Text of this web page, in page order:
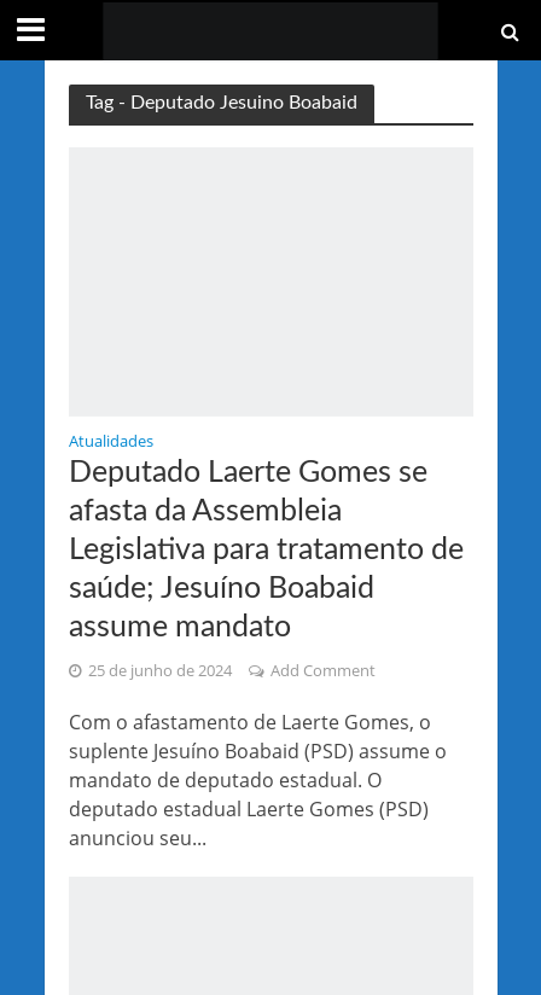
Tag - Deputado Jesuino Boabaid
Atualidades
Deputado Laerte Gomes se
afasta da Assembleia
Legislativa para tratamento de
saúde; Jesuíno Boabaid
assume mandato
25 de junho de 2024 Add Comment
Com o afastamento de Laerte Gomes, o
suplente Jesuíno Boabaid (PSD) assume o
mandato de deputado estadual. O
deputado estadual Laerte Gomes (PSD)
anunciou seu...